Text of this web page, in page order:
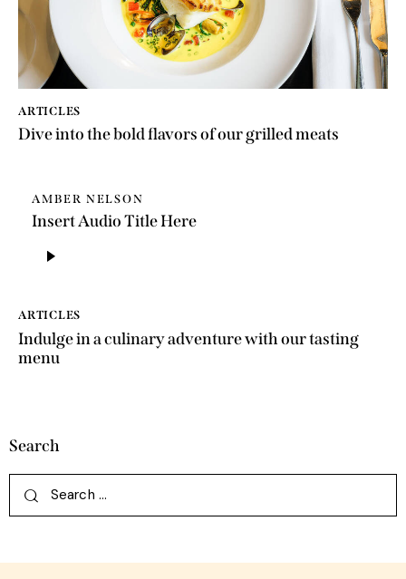
ARTICLES
Dive into the bold flavors of our grilled meats
AMBER NELSON
Insert Audio Title Here
Player
ARTICLES
Indulge in a culinary adventure with our tasting
menu
Search